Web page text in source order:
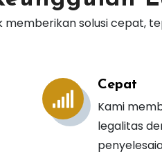
memberikan solusi cepat,
Cepat
Kami
legalitas